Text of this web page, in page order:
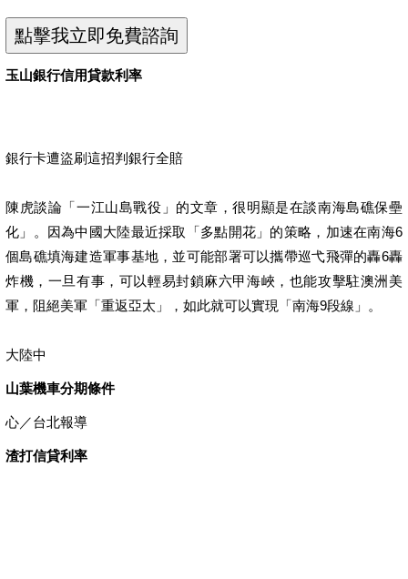
玉山銀行信用貸款利率
銀行卡遭盜刷這招判銀行全賠
陳虎談論「一江山島戰役」的文章，很明顯是在談南海島礁保壘
化」。因為中國大陸最近採取「多點開花」的策略，加速在南海6
個島礁填海建造軍事基地，並可能部署可以攜帶巡弋飛彈的轟6轟
炸機，一旦有事，可以輕易封鎖麻六甲海峽，也能攻擊駐澳洲美
軍，阻絕美軍「重返亞太」，如此就可以實現「南海9段線」。
大陸中
山葉機車分期條件
心／台北報導
渣打信貸利率